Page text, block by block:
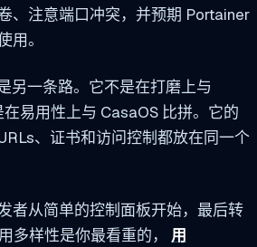
、注意端口冲突，并预期 Portainer
用。
另一条路。它不是在打磨上与
易用性上与 CasaOS 比拼。它的
、证书和访问控制都放在同一个
者从简单的控制面板开始，最后转
多样性是你最看重的， 用